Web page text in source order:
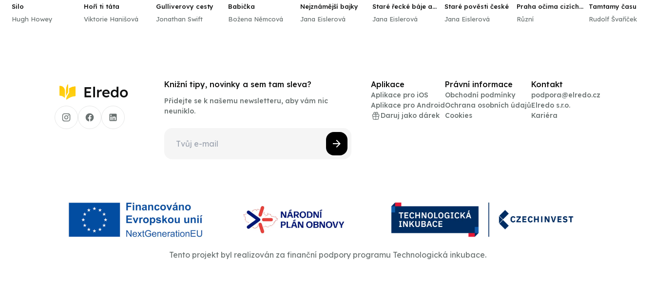
Silo
Hugh Howey
Hoří ti táta
Viktorie Hanišová
Gulliverovy cesty
Jonathan Swift
Babička
Božena Němcová
Nejznámější bajky
Jana Eislerová
Staré řecké báje a
Jana Eislerová
Staré pověsti české
Jana Eislerová
Praha očima cizích
Různí
Tamtamy času
Rudolf Švaříček
Knižní tipy, novinky a sem tam sleva?
Přidejte se k našemu newsletteru, aby vám nic
neuniklo.
Aplikace
Aplikace pro iOS
Aplikace pro Android
Daruj jako dárek
Právní informace
Obchodní podmínky
Ochrana osobních údajů
Cookies
Kontakt
podpora@elredo.cz
Elredo s.r.o.
Kariéra
Tento projekt byl realizován za finanční podpory programu Technologická inkubace.